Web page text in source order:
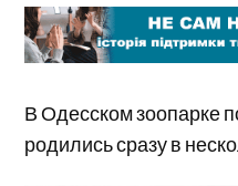
В Одесском зоопарке
родились сразу в